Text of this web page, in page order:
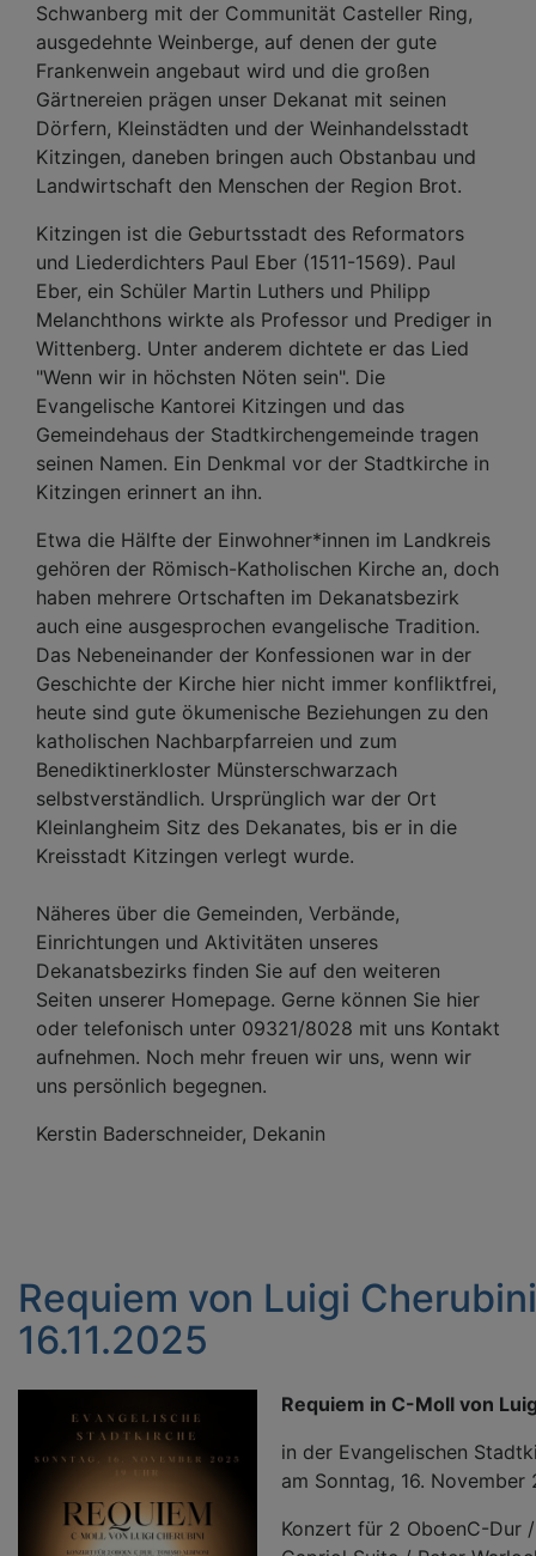
Schwanberg mit der Communität Casteller Ring,
ausgedehnte Weinberge, auf denen der gute
Frankenwein angebaut wird und die großen
Gärtnereien prägen unser Dekanat mit seinen
Dörfern, Kleinstädten und der Weinhandelsstadt
Kitzingen, daneben bringen auch Obstanbau und
Landwirtschaft den Menschen der Region Brot.
Kitzingen ist die Geburtsstadt des Reformators
und Liederdichters Paul Eber (1511-1569). Paul
Eber, ein Schüler Martin Luthers und Philipp
Melanchthons wirkte als Professor und Prediger in
Wittenberg. Unter anderem dichtete er das Lied
"Wenn wir in höchsten Nöten sein". Die
Evangelische Kantorei Kitzingen und das
Gemeindehaus der Stadtkirchengemeinde tragen
seinen Namen. Ein Denkmal vor der Stadtkirche in
Kitzingen erinnert an ihn.
Etwa die Hälfte der Einwohner*innen im Landkreis
gehören der Römisch-Katholischen Kirche an, doch
haben mehrere Ortschaften im Dekanatsbezirk
auch eine ausgesprochen evangelische Tradition.
Das Nebeneinander der Konfessionen war in der
Geschichte der Kirche hier nicht immer konfliktfrei,
heute sind gute ökumenische Beziehungen zu den
katholischen Nachbarpfarreien und zum
Benediktinerkloster Münsterschwarzach
selbstverständlich. Ursprünglich war der Ort
Kleinlangheim Sitz des Dekanates, bis er in die
Kreisstadt Kitzingen verlegt wurde.
Näheres über die Gemeinden, Verbände,
Einrichtungen und Aktivitäten unseres
Dekanatsbezirks finden Sie auf den weiteren
Seiten unserer Homepage. Gerne können Sie hier
oder telefonisch unter 09321/8028 mit uns Kontakt
aufnehmen. Noch mehr freuen wir uns, wenn wir
uns persönlich begegnen.
Kerstin Baderschneider, Dekanin
Requiem von Luigi
16.11.2025
Requiem in C-Moll von
in der Evangelischen
am Sonntag, 16.
Konzert für 2 OboenC-Dur